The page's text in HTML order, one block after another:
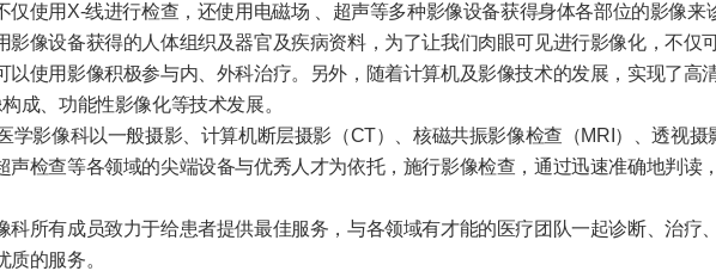
仅使用X-线进行检查，还使用电磁场 、超声等多种影像设备获得身体各部位的影像来
影像设备获得的人体组织及器官及疾病资料，为了让我们肉眼可见进行影像化，不仅
以使用影像积极参与内、外科治疗。另外，随着计算机及影像技术的发展，实现了高
成、功能性影像化等技术发展。
学影像科以一般摄影、计算机断层摄影（CT）、核磁共振影像检查（MRI）、透视摄
声检查等各领域的尖端设备与优秀人才为依托，施行影像检查，通过迅速准确地判读
科所有成员致力于给患者提供最佳服务，与各领域有才能的医疗团队一起诊断、治疗
质的服务。